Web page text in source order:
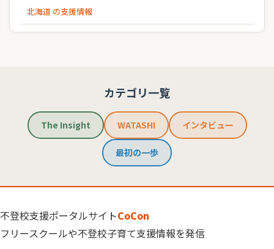
北海道 の支援情報
カテゴリ一覧
The Insight WATASHI インタビュー
最初の一歩
不登校支援ポータルサイトCoCon
フリースクールや不登校子育て支援情報を発信